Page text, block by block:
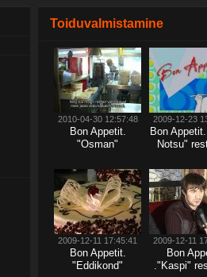
Toiduvalmistamine
2010-04-30 12:57:48
Bon Appetit.
"Osman"
2009-12-23
Bon
Notsu"
2009-12-11 17:45:41
Bon Appetit.
"Eddikond"
2009-12-11
Bon
."Kaspi"